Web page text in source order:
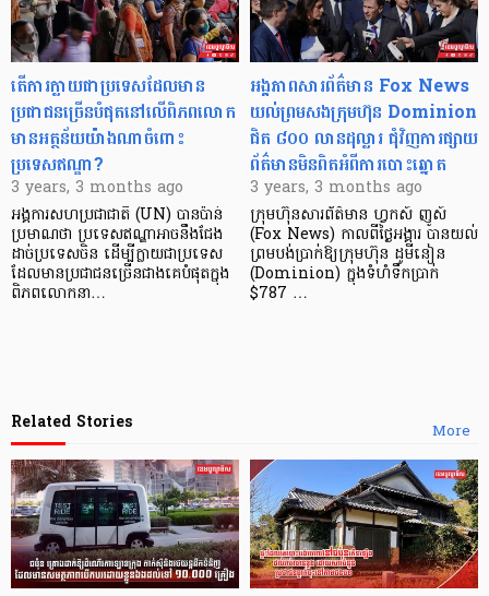
តើការក្លាយជាប្រទេសដែលមាន
ប្រជាជនច្រើនបំផុតនៅលើពិភពលោក
មានអត្ថន័យយ៉ាងណាចំពោះ
ប្រទេសឥណ្ឌា?
3 years, 3 months ago
អង្គការសហប្រជាជាតិ (UN) បានប៉ាន់
ប្រមាណថា ប្រទេសឥណ្ឌាអាចនឹងជែង
ដាច់ប្រទេសចិន ដើម្បីក្លាយជាប្រទេស
ដែលមានប្រជាជនច្រើនជាងគេបំផុតក្នុង
ពិភពលោកនា…
អង្គភាពសារព័ត៌មាន Fox News
យល់ព្រមសងក្រុមហ៊ុន Dominion
ជិត ៨០០ លានដុល្លារ ជុំវិញការផ្សាយ
ព័ត៌មានមិនពិតអំពីការបោះឆ្នោត
3 years, 3 months ago
ក្រុមហ៊ុនសារព័ត៌មាន ហ្វកស៍ ញូស៍
(Fox News) កាលពីថ្ងៃអង្គារ បានយល់
ព្រមបង់ប្រាក់ឱ្យក្រុមហ៊ុន ដូមីនៀន
(Dominion) ក្នុងទំហំទឹកប្រាក់
$787 …
More
Related Stories